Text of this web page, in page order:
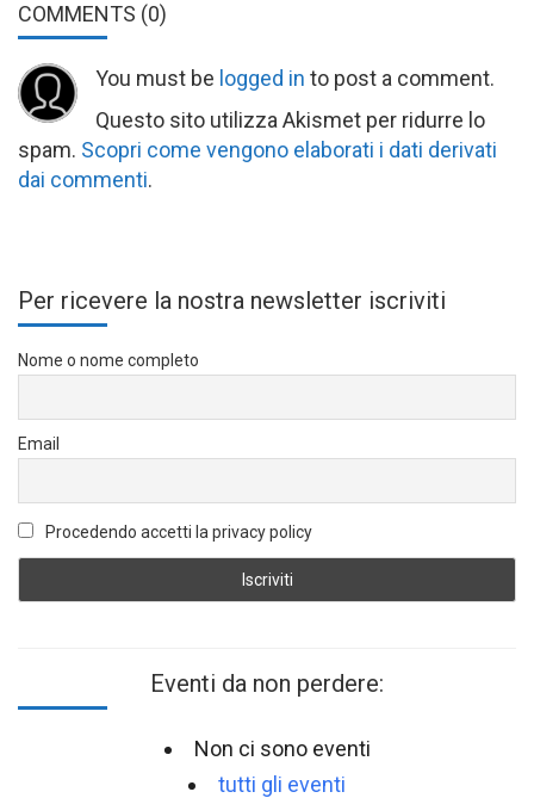
COMMENTS (0)
You must be logged in to post a comment.
Questo sito utilizza Akismet per ridurre lo
spam. Scopri come vengono elaborati i dati derivati
dai commenti.
Per ricevere la nostra newsletter iscriviti
Nome o nome completo
Email
Procedendo accetti la privacy policy
Eventi da non perdere:
Non ci sono eventi
tutti gli eventi